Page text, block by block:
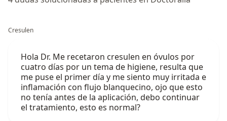
Cresulen
Hola Dr. Me recetaron cresulen en óvulos por
cuatro días por un tema de higiene, resulta que
me puse el primer día y me siento muy irritada e
inflamación con flujo blanquecino, ojo que esto
no tenía antes de la aplicación, debo continuar
el tratamiento, esto es normal?